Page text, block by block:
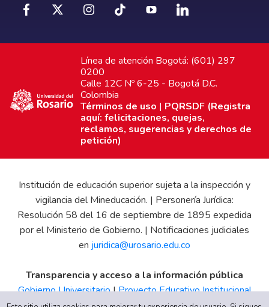
Línea de atención Bogotá: (601) 297
0200
Calle 12C Nº 6-25 - Bogotá D.C.
Colombia
Términos de uso | PQRSDF (Registra
aquí: felicitaciones, quejas,
reclamos, sugerencias y derechos de
petición)
Institución de educación superior sujeta a la inspección y
vigilancia del Mineducación. | Personería Jurídica:
Resolución 58 del 16 de septiembre de 1895 expedida
por el Ministerio de Gobierno. | Notificaciones judiciales
en juridica@urosario.edu.co
Transparencia y acceso a la información pública
Gobierno Universitario|Proyecto Educativo Institucional